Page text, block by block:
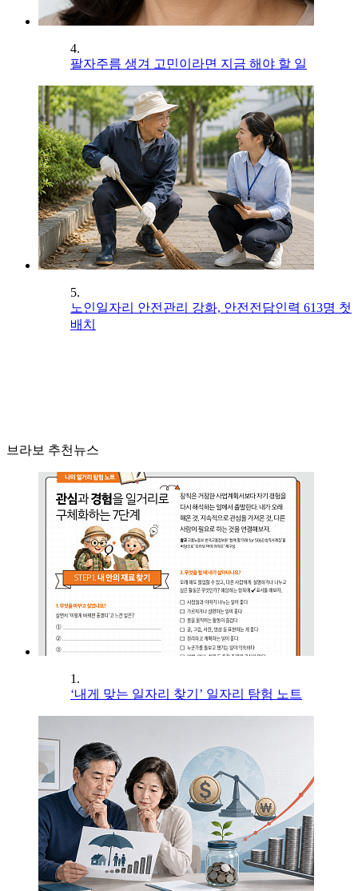
4.
팔자주름 생겨 고민이라면 지금 해야 할 일
5.
노인일자리 안전관리 강화, 안전전담인력 613명 첫
배치
브라보 추천뉴스
1.
‘내게 맞는 일자리 찾기’ 일자리 탐험 노트